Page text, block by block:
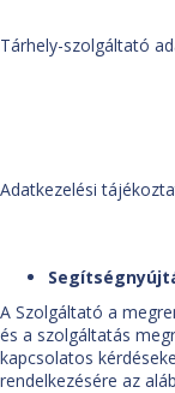
Tárhely-szolgáltató
Adatkezelési
A Szolgáltató a
és a szolgáltatás
kapcsolatos
rendelkezésére az